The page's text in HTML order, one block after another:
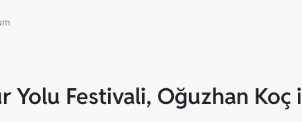
Yolu Festivali, Oğuzhan Koç